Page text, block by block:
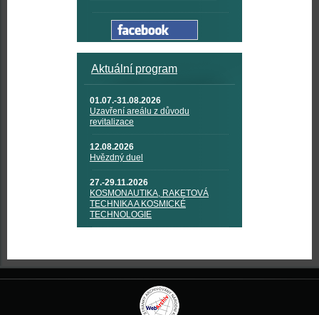
Aktuální program
01.07.-31.08.2026
Uzavření areálu z důvodu
revitalizace
12.08.2026
Hvězdný duel
27.-29.11.2026
KOSMONAUTIKA, RAKETOVÁ
TECHNIKA A KOSMICKÉ
TECHNOLOGIE